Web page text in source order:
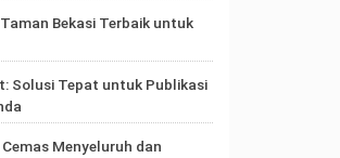
Bekasi Terbaik untuk
Solusi Tepat untuk Publikasi
Menyeluruh dan